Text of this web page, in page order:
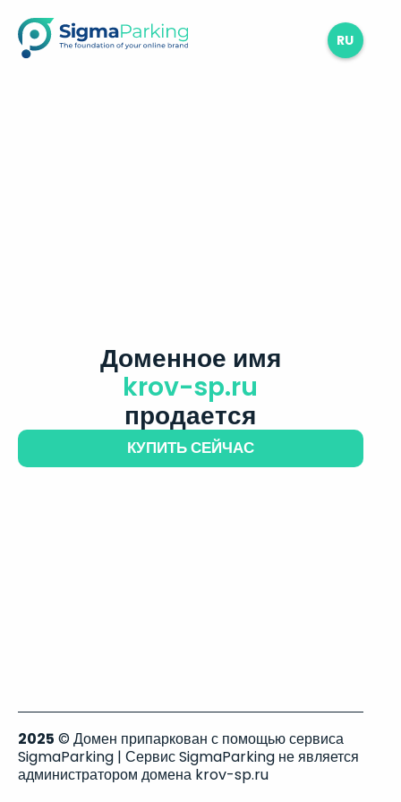
RU
Доменное имя
krov-sp.ru
продается
КУПИТЬ СЕЙЧАС
2025 © Домен припаркован с помощью сервиса
SigmaParking | Сервис SigmaParking не является
администратором домена krov-sp.ru